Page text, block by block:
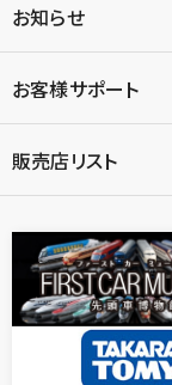
お知らせ
お客様サポート
販売店リスト